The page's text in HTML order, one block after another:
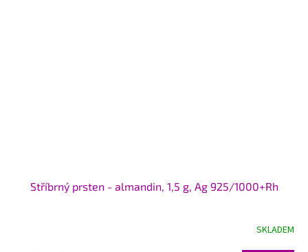
Stříbrný prsten - almandin, 1,5 g, Ag 925/1000+Rh
SKLADEM